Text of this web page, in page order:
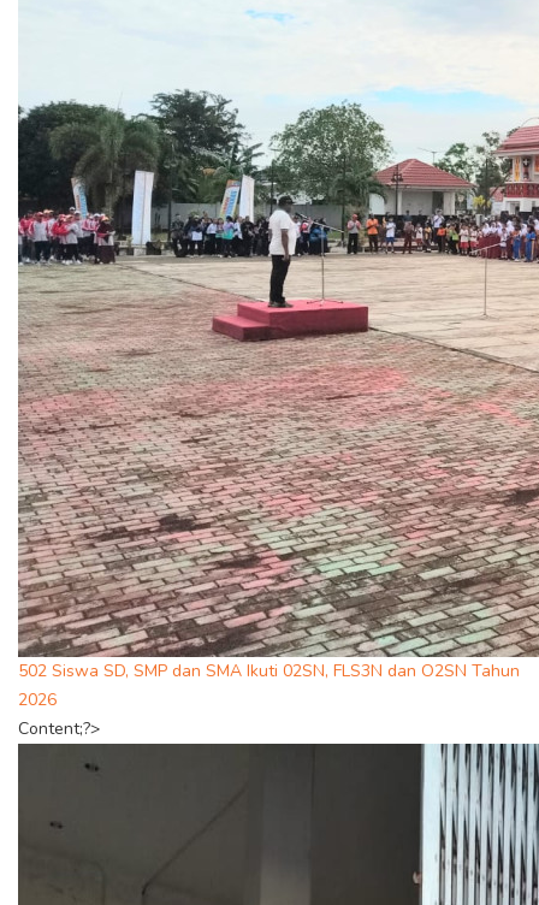
502 Siswa SD, SMP dan SMA Ikuti 02SN, FLS3N dan O2SN Tahun
2026
Content;?>